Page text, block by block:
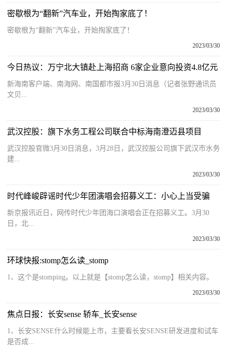
密歇根为“翻新”汽车业，开始掏家底了！
密歇根为“翻新”汽车业，开始掏家底了！
2023/03/30
今日热议：万宁北大镇赴上海招商 6家企业意向投资4.8亿元
新海南客户端、南海网、南国都市报3月30日消息（记者张野通讯员
文贝...
2023/03/30
武汉控股：旗下水务工程公司联合中标海南澄迈县项目
武汉控股官微3月30日消息，3月28日，武汉控股公司旗下武汉市水务
建...
2023/03/30
时代峰峻辟谣时代少年团演唱会招募义工：小心上当受骗
新京报讯近日，网传时代少年团海口演唱会正在招募义工。3月30
日，北...
2023/03/30
环球快报:stomp怎么读_stomp
1、这个是stomping。以上就是【stomp怎么读，stomp】相关内容。
2023/03/30
焦点日报：长安sense 轿车_长安sense
1、长安SENSE什么时候能上市，主要看长安SENSE研发进度和试车
是否成...